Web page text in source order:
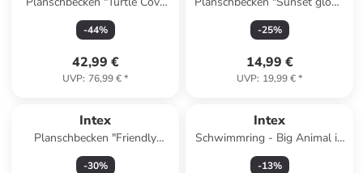
Playland" - ab 2 Jahren -
(L)218 x (B)206 x (H)97 cm
-44%
42,99 €
UVP: 76,99 €*
- ab 12 Monaten
-25%
14,99 €
UVP: 19,99 €*
Intex
Planschbecken "Friendly
octopus" - ab 2 Jahren
-30%
Intex
Schwimmring - Big Animal in
lila
-13%